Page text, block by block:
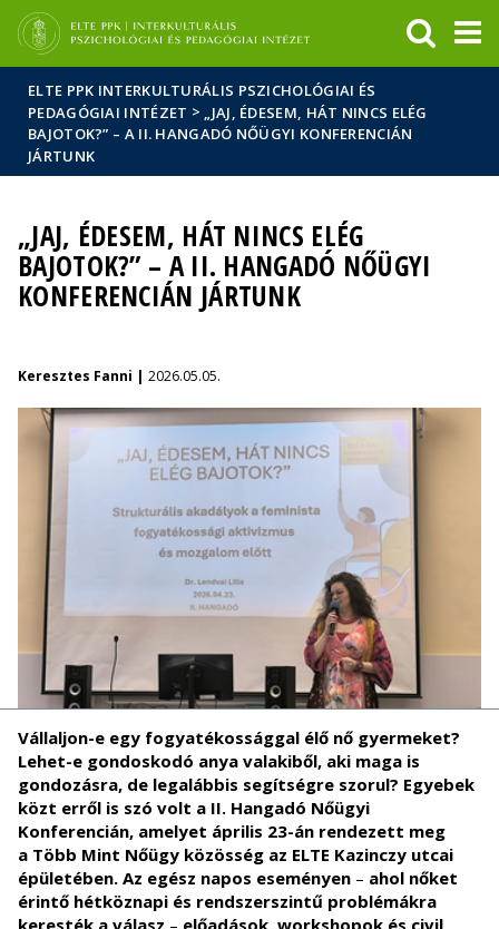
Hírek
Események
ELTE a
sajtóban
ELTE PPK INTERKULTURÁLIS PSZICHOLÓGIAI ÉS
PEDAGÓGIAI INTÉZET >
„JAJ, ÉDESEM, HÁT NINCS ELÉG
BAJOTOK?” – A II. HANGADÓ NŐÜGYI KONFERENCIÁN
JÁRTUNK
„JAJ, ÉDESEM, HÁT NINCS ELÉG
BAJOTOK?” – A II. HANGADÓ NŐÜGYI
KONFERENCIÁN JÁRTUNK
Keresztes Fanni | 2026.05.05.
Vállaljon-e egy fogyatékossággal élő nő gyermeket?
Lehet-e gondoskodó anya valakiből, aki maga is
gondozásra, de legalábbis segítségre szorul? Egyebek
közt erről is szó volt a II. Hangadó Nőügyi
Konferencián, amelyet április 23-án rendezett meg
a Több Mint Nőügy közösség az ELTE Kazinczy utcai
épületében. Az egész napos eseményen – ahol nőket
érintő hétköznapi és rendszerszintű problémákra